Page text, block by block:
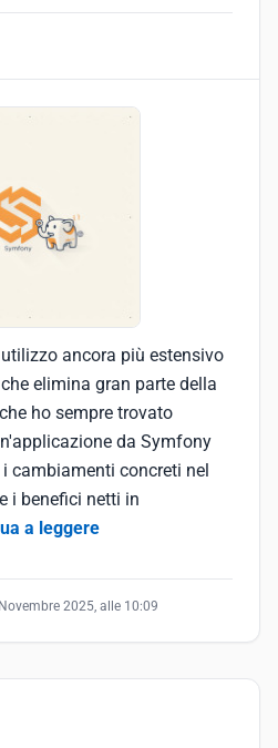
ancora più estensivo
elimina gran parte della
ho sempre trovato
da Symfony
cambiamenti concreti nel
i benefici netti in
a leggere
2025, alle 10:09